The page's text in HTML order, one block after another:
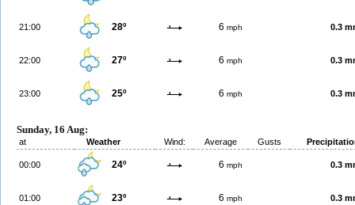
21:00 28º 6 mph 0.3
22:00 27º 6 mph 0.3
23:00 25º 6 mph 0.3
Sunday, 16 Aug:
at Weather Wind: Average Gusts
00:00 24º 6 mph 0.3
01:00 23º 6 mph 0.3